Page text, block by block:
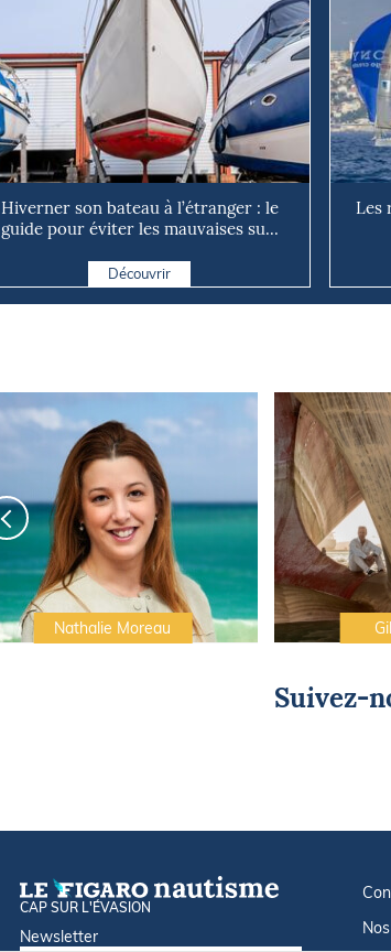
Hiverner son bateau à l’étranger : le
guide pour éviter les mauvaises su...
Découvrir
Les
Nathalie Moreau
Suivez-
CAP SUR L'ÉVASION
Newsletter